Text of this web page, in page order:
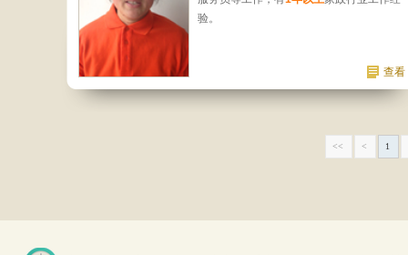
验。
查看
<< < 1